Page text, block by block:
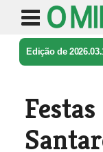
Edição de